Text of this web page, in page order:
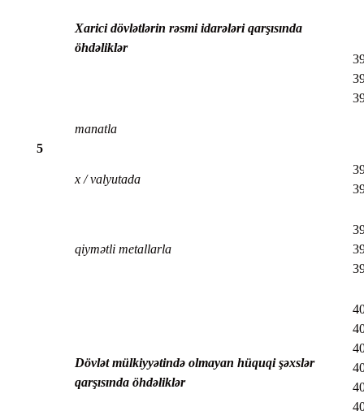
5
Xarici dövlətlərin rəsmi idarələri qarşısında
öhdəliklər
manatla
x / valyutada
qiymətli metallarla
Dövlət mülkiyyətində olmayan hüquqi şəxslər
qarşısında öhdəliklər